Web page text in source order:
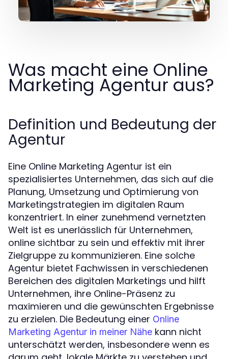
Was macht eine Online
Marketing Agentur aus?
Definition und Bedeutung der
Agentur
Eine Online Marketing Agentur ist ein
spezialisiertes Unternehmen, das sich auf die
Planung, Umsetzung und Optimierung von
Marketingstrategien im digitalen Raum
konzentriert. In einer zunehmend vernetzten
Welt ist es unerlässlich für Unternehmen,
online sichtbar zu sein und effektiv mit ihrer
Zielgruppe zu kommunizieren. Eine solche
Agentur bietet Fachwissen in verschiedenen
Bereichen des digitalen Marketings und hilft
Unternehmen, ihre Online-Präsenz zu
maximieren und die gewünschten Ergebnisse
zu erzielen. Die Bedeutung einer Online
Marketing Agentur in meiner Nähe kann nicht
unterschätzt werden, insbesondere wenn es